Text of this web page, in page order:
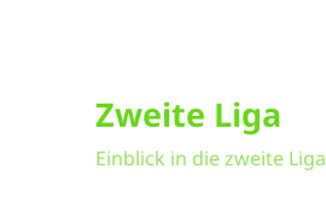
Zweite Liga
Einblick in die zweite Liga